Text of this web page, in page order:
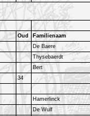
Oud Familienaam
De Baere
Thysebaerdt
Bert
34
Hamerlinck
De Wulf